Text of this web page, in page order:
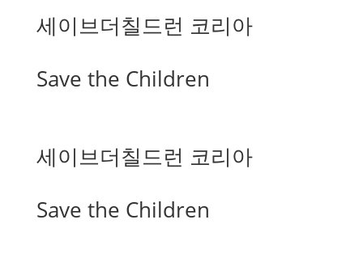
세이브더칠드런 코리아
Save the Children
세이브더칠드런 코리아
Save the Children